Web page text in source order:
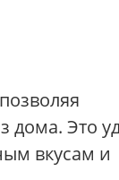
дома. Это
вкусам и